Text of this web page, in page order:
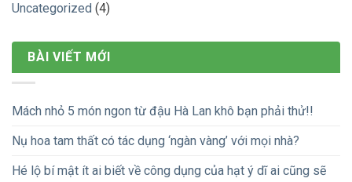
Uncategorized (4)
BÀI VIẾT MỚI
Mách nhỏ 5 món ngon từ đậu Hà Lan khô bạn phải thử!!
Nụ hoa tam thất có tác dụng ‘ngàn vàng’ với mọi nhà?
Hé lộ bí mật ít ai biết về công dụng của hạt ý dĩ ai cũng sẽ